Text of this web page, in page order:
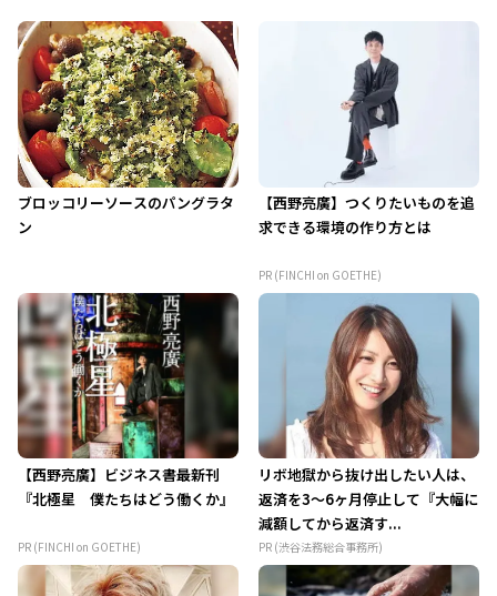
ブロッコリーソースのパングラタ
ン
【西野亮廣】つくりたいものを追
求できる環境の作り方とは
PR (FINCHI on GOETHE)
【西野亮廣】ビジネス書最新刊
『北極星 僕たちはどう働くか』
PR (FINCHI on GOETHE)
リボ地獄から抜け出したい人は、
返済を3～6ヶ月停止して『大幅に
減額してから返済す...
PR (渋谷法務総合事務所)